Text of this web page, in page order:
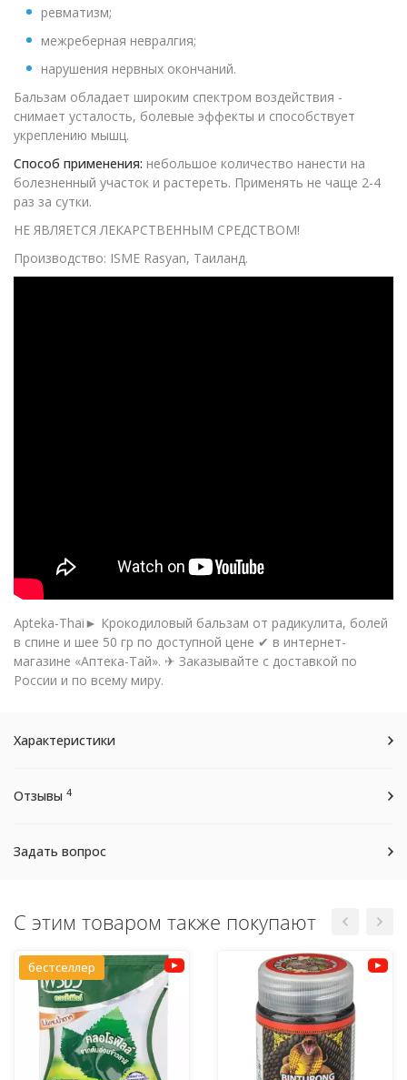
ревматизм;
межреберная невралгия;
нарушения нервных окончаний.
Бальзам обладает широким спектром воздействия -
снимает усталость, болевые эффекты и способствует
укреплению мышц.
Способ применения: небольшое количество нанести на
болезненный участок и растереть. Применять не чаще 2-4
раз за сутки.
НЕ ЯВЛЯЕТСЯ ЛЕКАРСТВЕННЫМ СРЕДСТВОМ!
Производство: ISME Rasyan, Таиланд.
Apteka-Thai► Крокодиловый бальзам от радикулита, болей
в спине и шее 50 гр по доступной цене ✔ в интернет-
магазине «Аптека-Тай». ✈ Заказывайте с доставкой по
России и по всему миру.
Характеристики
Отзывы 4
Задать вопрос
С этим товаром также покупают
бестселлер